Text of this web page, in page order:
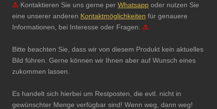
⚠ Kontaktieren Sie uns gerne per Whatsapp oder nutzen Sie
eine unserer anderen Kontaktmöglichkeiten für genauere
Informationen, bei Interesse oder Fragen. ⚠
Bitte beachten Sie, dass wir von diesem Produkt kein aktuelles
Bild führen. Gerne können wir Ihnen aber auf Wunsch eines
zukommen lassen.
Es handelt sich hierbei um Restposten, die evtl. nicht in
gewünschter Menge verfügbar sind! Wenn weg, dann weg!